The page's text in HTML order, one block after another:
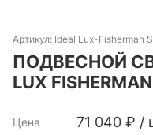
Артикул: Ideal Lux-Fisherman
ПОДВЕСНОЙ
LUX
Цена 71 040 ₽ /